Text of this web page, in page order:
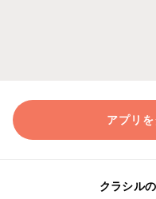
アプリ
クラシル